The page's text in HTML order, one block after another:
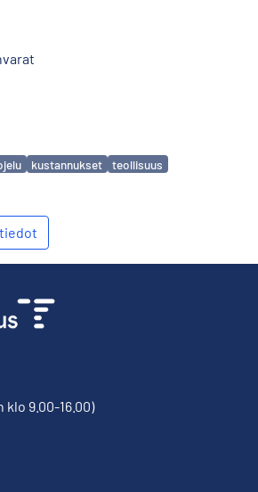
kustannukset teollisuus
klo 9.00-16.00)